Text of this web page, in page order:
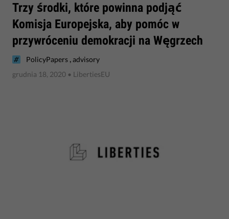
​Trzy środki, które powinna podjąć
Komisja Europejska, aby pomóc w
przywróceniu demokracji na Węgrzech
PolicyPapers ,advisory
grudnia 18, 2020 • LibertiesEU